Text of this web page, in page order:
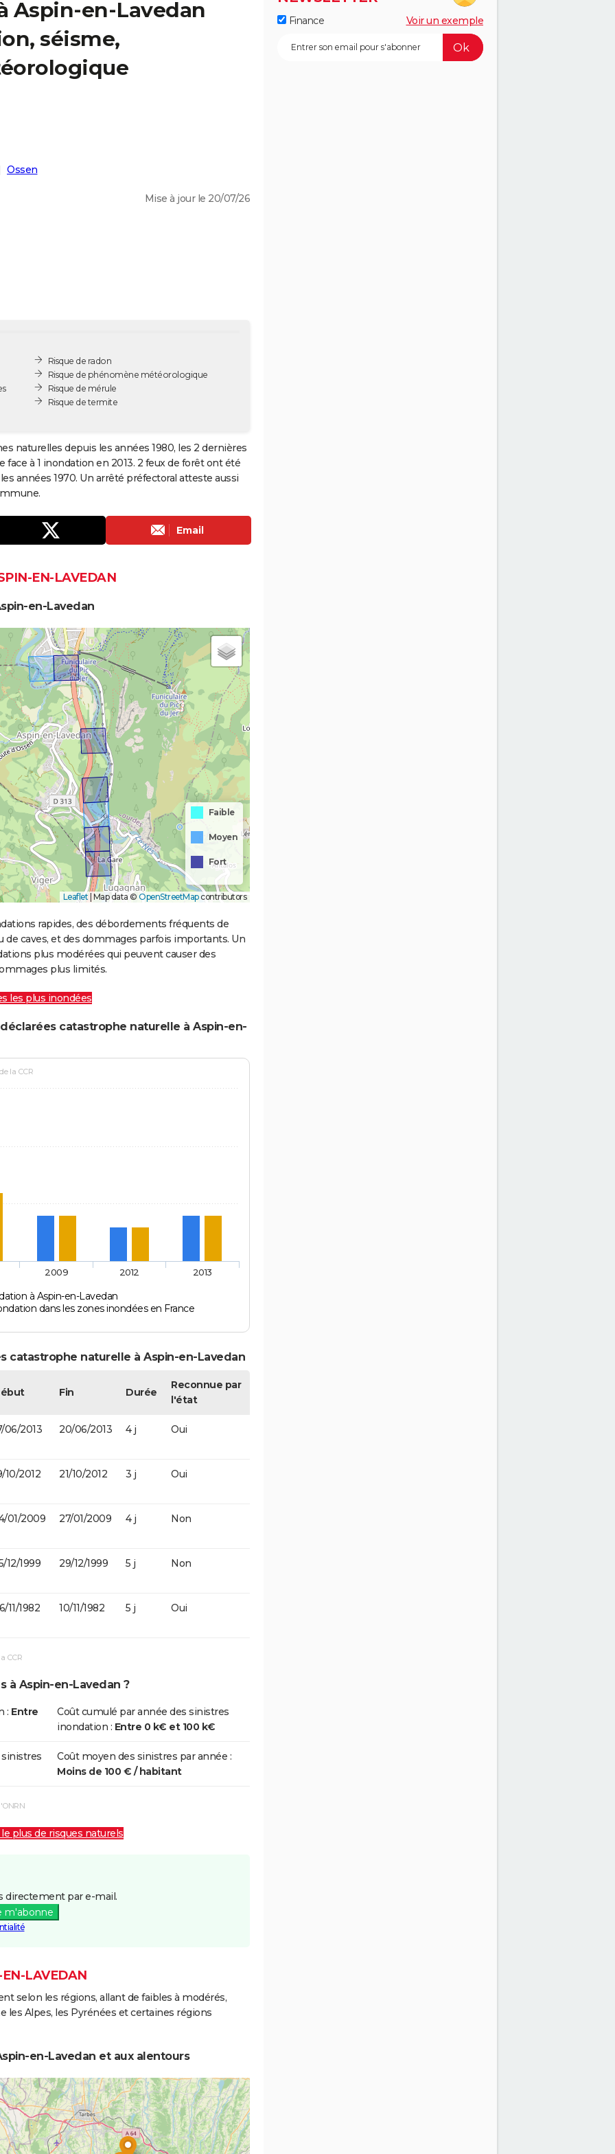
Aspin-en-Lavedan
séisme,
Ossen
Mise à jour le 20/07/26
Risque de radon
Risque de phénomène météorologique
Risque de mérule
Risque de termite
naturelles depuis les années 1980, les 2 dernières
face à 1 inondation en 2013. 2 feux de forêt ont été
années 1970. Un arrêté préfectoral atteste aussi
Email
EN-LAVEDAN
en-Lavedan
Faible
Moyen
Fort
Leaflet | Map data © OpenStreetMapcontributors
rapides, des débordements fréquents de
de caves, et des dommages parfois importants. Un
plus modérées qui peuvent causer des
plus limités.
les plus inondées
catastrophe naturelle à Aspin-en-
la CCR
à Aspin-en-Lavedan
dans les zones inondées en France
2009 2012 2013
catastrophe naturelle à Aspin-en-Lavedan
Fin Durée
Reconnue par
l'état
06/2013 20/06/2013 4 j Oui
10/2012 21/10/2012 3 j Oui
01/2009 27/01/2009 4 j Non
12/1999 29/12/1999 5 j Non
11/1982 10/11/1982 5 j Oui
CCR
à Aspin-en-Lavedan ?
: Entre
Coût cumulé par année des sinistres
inondation : Entre 0 k€ et 100 k€
Coût moyen des sinistres par année :
Moins de 100 € / habitant
plus de risques naturels
directement par e-mail.
m'abonne
EN-LAVEDAN
selon les régions, allant de faibles à modérés,
les Alpes, les Pyrénées et certaines régions
en-Lavedan et aux alentours
Finance Voir un exemple